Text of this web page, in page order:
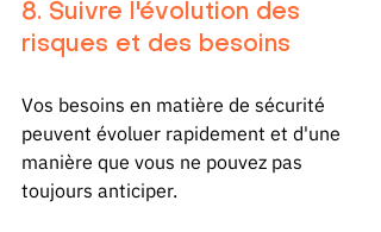
8. Suivre l'évolution des
risques et des besoins
Vos besoins en matière de sécurité
peuvent évoluer rapidement et d'une
manière que vous ne pouvez pas
toujours anticiper.